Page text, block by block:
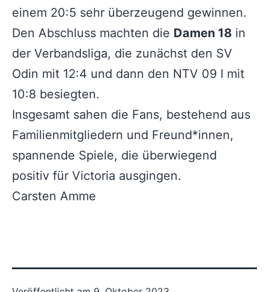
einem 20:5 sehr überzeugend gewinnen.
Den Abschluss machten die Damen 18 in
der Verbandsliga, die zunächst den SV
Odin mit 12:4 und dann den NTV 09 I mit
10:8 besiegten.
Insgesamt sahen die Fans, bestehend aus
Familienmitgliedern und Freund*innen,
spannende Spiele, die überwiegend
positiv für Victoria ausgingen.
Carsten Amme